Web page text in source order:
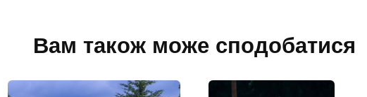
Вам також може сподобатися